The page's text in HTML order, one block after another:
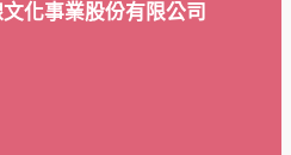
化事業股份有限公司